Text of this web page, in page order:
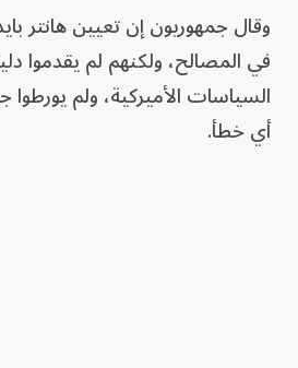
وقال جمهوريون إن تعيين هانتر
في المصالح، ولكنهم لم يقدموا
السياسات الأميركية، ولم
أي خطأ.